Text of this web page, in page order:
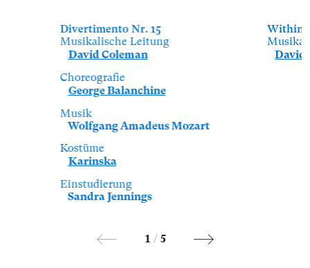
Divertimento Nr. 15
Musikalische Leitung
David Coleman
Choreografie
George Balanchine
Musik
Wolfgang Amadeus Mozart
Kostüme
Karinska
Einstudierung
Sandra Jennings
Within
David
1 / 5